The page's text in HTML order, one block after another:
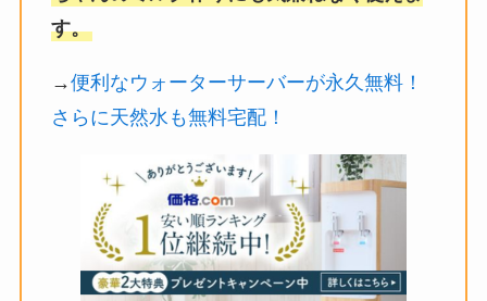
す。
→便利なウォーターサーバーが永久無料！
さらに天然水も無料宅配！